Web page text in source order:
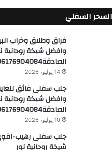
السحر السفلي
فراق وطلاق وخراب
وافضل شيخة روحانية
الصادقة0096176904084
14 يوليو، 2026
جلب سفلى فائق
وافضل شيخة روحانية
الصادقة0096176904084
10 يوليو، 2026
جلب سفلى رهيب-